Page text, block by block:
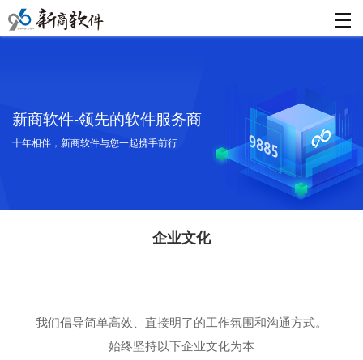
新商软件-领先的软件服务商
十年相伴，新商软件与您一起携手前行
企业文化
我们倡导简单高效、直接明了的工作氛围和沟通方式。
始终坚持以下企业文化为本